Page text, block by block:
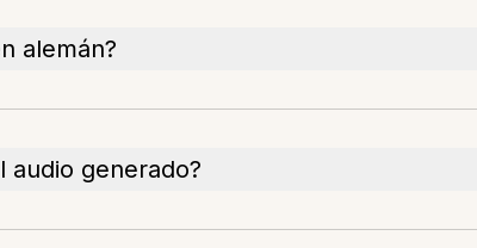
alemán?
audio generado?